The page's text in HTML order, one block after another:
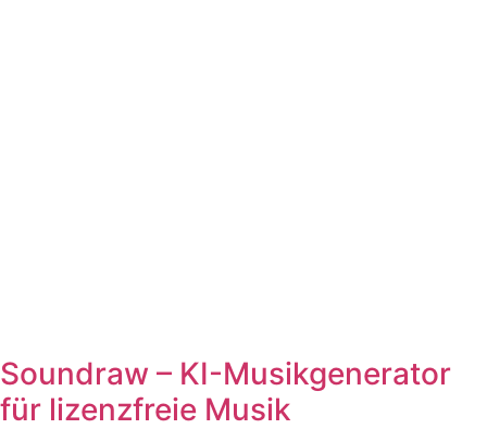
Soundraw – KI-Musikgenerator
für lizenzfreie Musik